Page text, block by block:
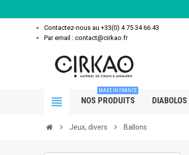
Contactez-nous au +33(0) 4 75 34 66 43
Par email : contact@cirkao.fr
view_headline NOS PRODUITS
MADE IN FRANCE
DIABOLOS
chevron_right Jeux, divers chevron_right Ballons